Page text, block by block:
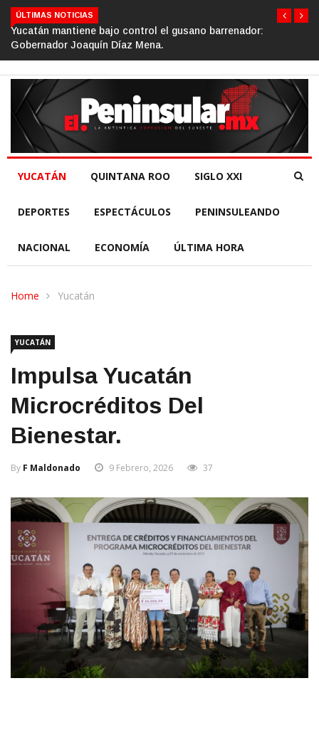
ÚLTIMAS NOTICIAS
Gino Segura impulsa el turismo comunitario desde el
de la República.
YUCATÁN QUINTANA ROO SIGLO XXI
DEPORTES ESPECTÁCULOS PENINSULEANDO
NACIONAL ECONOMÍA ÚLTIMA HORA
Home Yucatán
YUCATÁN
Impulsa Yucatán
Microcréditos Del
Bienestar.
By F Maldonado 9 Febrero, 2026 37